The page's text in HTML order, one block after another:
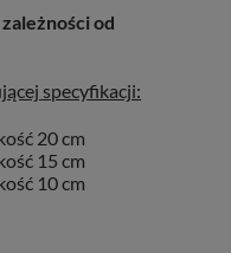
od
specyfikacji:
20 cm
15 cm
10 cm